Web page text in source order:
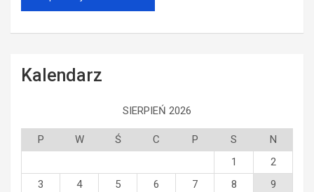
Kalendarz
SIERPIEŃ 2026
P W Ś C P S
N
1
2
3
4 5 6 7 8
9